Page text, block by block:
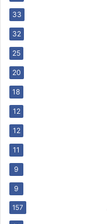
33
32
25
20
18
12
12
11
9
9
157